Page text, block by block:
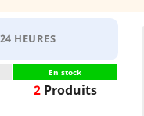
HEURES
En stock
2Produits